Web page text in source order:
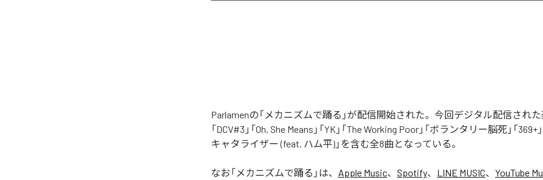
Parlamenの「メカニズムで踊る」が配信開始された。今回デジタル配信された
「DCV#3」「Oh, She Means」「YK」「The Working Poor」「ボランタリー脳死」「369+
キャタライザー (feat. ハム平)」を含む全8曲となっている。
なお「 メカニズムで踊る 」は、 Apple Music、 Spotify、 LINE MUSIC、 YouTube